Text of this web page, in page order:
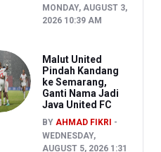
MONDAY, AUGUST 3,
2026 10:39 AM
Malut United
Pindah Kandang
ke Semarang,
Ganti Nama Jadi
Java United FC
BY AHMAD FIKRI
WEDNESDAY,
AUGUST 5, 2026 1:31